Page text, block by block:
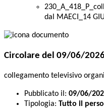
dal MAECI_14
Circolare del 09/06/
collegamento televisivo
Pubblicato il: 09/06/
Tipologia: Tutto il